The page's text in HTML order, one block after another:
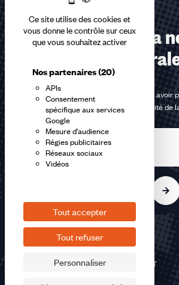
Ce site utilise des cookies et
vous donne le contrôle sur ceux
que vous souhaitez activer
Nos partenaires(20)
APIs
Consentement
spécifique aux services
Google
Mesure d'audience
Régies publicitaires
Réseaux sociaux
Vidéos
Tout accepter
Tout refuser
Personnaliser
Abonnez-vous à la
En m'inscrivant à la newsletter, j'affirme avoir
lapolitique de confidentialité de
©2026 CFDT